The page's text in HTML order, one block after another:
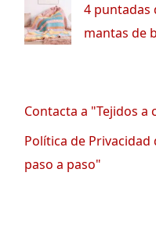
4 puntadas
mantas de
Contacta a "Tejidos a
Política de
paso a paso"